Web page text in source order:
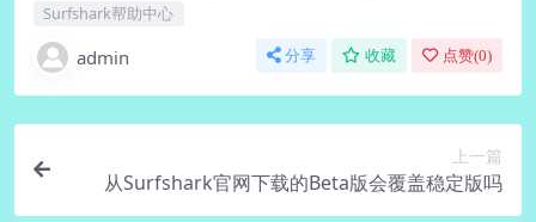
Surfshark帮助中心
admin 分享 收藏 点赞(0)
上一篇
从Surfshark官网下载的Beta版会覆盖稳定版吗